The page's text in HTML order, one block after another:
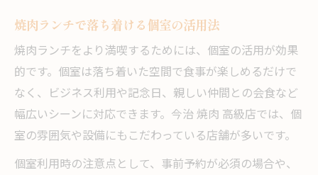
焼肉ランチで落ち着ける個室の活用法
焼肉ランチをより満喫するためには、個室の活用が効果
的です。個室は落ち着いた空間で食事が楽しめるだけで
なく、ビジネス利用や記念日、親しい仲間との会食など
幅広いシーンに対応できます。今治 焼肉 高級店では、個
室の雰囲気や設備にもこだわっている店舗が多いです。
個室利用時の注意点として、事前予約が必須の場合や、